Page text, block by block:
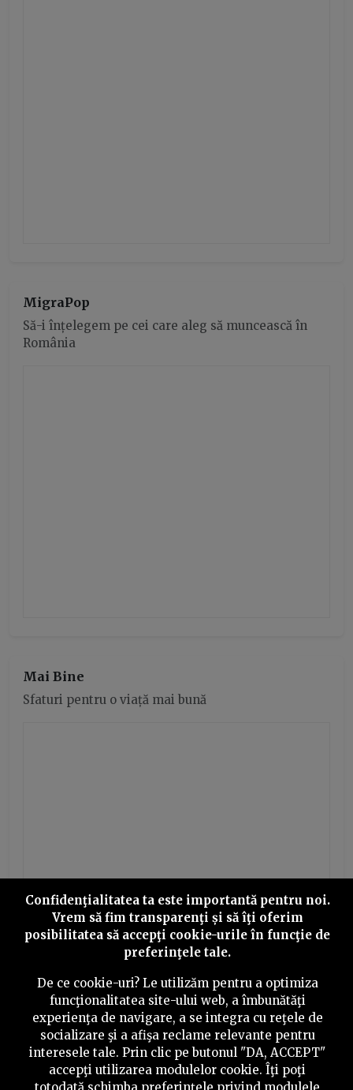
MigraPop
Să-i înțelegem pe cei care aleg să muncească în
România
Mai Bine
Sfaturi pentru o viață mai bună
©2026PressOne.ro
RSSNewslettereDespre noiPolitica editorială
Confidenţialitatea ta este importantă pentru noi.
Vrem să fim transparenţi și să îţi oferim
posibilitatea să accepţi cookie-urile în funcţie de
preferinţele tale.
De ce cookie-uri? Le utilizăm pentru a optimiza
funcţionalitatea site-ului web, a îmbunătăţi
experienţa de navigare, a se integra cu reţele de
socializare şi a afişa reclame relevante pentru
interesele tale. Prin clic pe butonul "DA, ACCEPT"
accepţi utilizarea modulelor cookie. Îţi poţi